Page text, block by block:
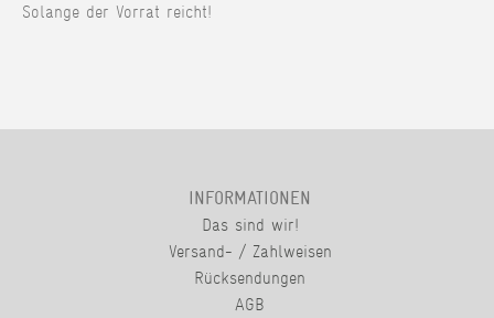
Solange der Vorrat reicht!
INFORMATIONEN
Das sind wir!
Versand- / Zahlweisen
Rücksendungen
AGB